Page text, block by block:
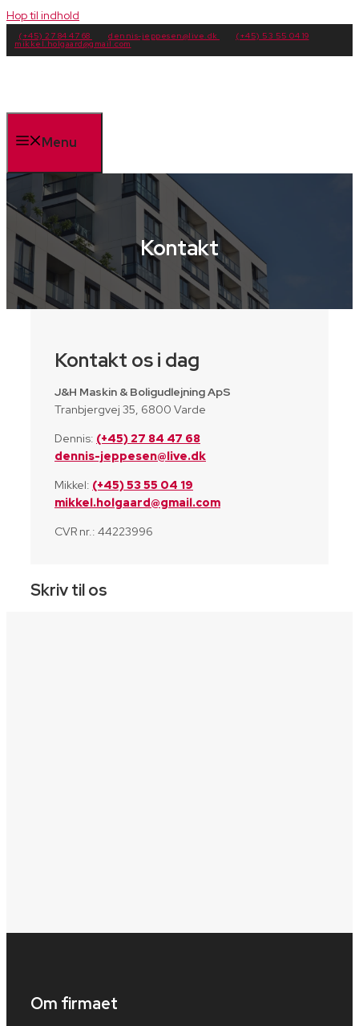
Hop til indhold
(+45) 27 84 47 68 dennis-jeppesen@live.dk
(+45) 53 55 04 19
mikkel.holgaard@gmail.com
Menu
Kontakt
Kontakt os i dag
J&H Maskin & Boligudlejning ApS
Tranbjergvej 35, 6800 Varde
Dennis: (+45) 27 84 47 68
dennis-jeppesen@live.dk
Mikkel: (+45) 53 55 04 19
mikkel.holgaard@gmail.com
CVR nr.: 44223996
Skriv til os
Om firmaet